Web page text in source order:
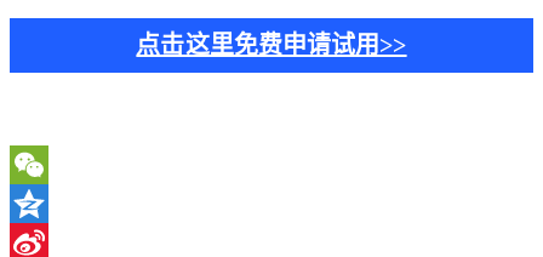
点击这里免费申请试用>>
WeChat
Qzone